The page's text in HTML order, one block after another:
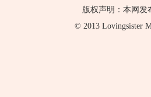
版权声明：本网发
© 2013 Lovingsister